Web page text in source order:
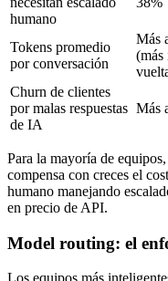
humano
Tokens promedio
por conversación
Más
(más
Churn de clientes
por malas respuestas
de IA
Más
Para la mayoría de
compensa con creces el
humano manejando
en precio de API.
Model routing: el